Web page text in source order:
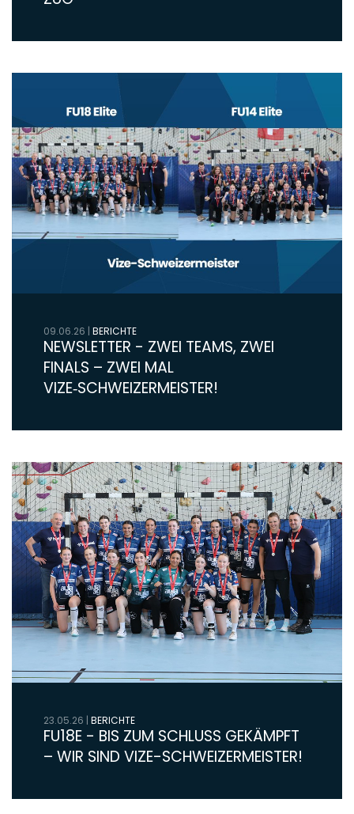
09.06.26 | BERICHTE
NEWSLETTER - ZWEI TEAMS, ZWEI
FINALS – ZWEI MAL
VIZE‑SCHWEIZERMEISTER!
23.05.26 | BERICHTE
FU18E - BIS ZUM SCHLUSS GEKÄMPFT
– WIR SIND VIZE-SCHWEIZERMEISTER!